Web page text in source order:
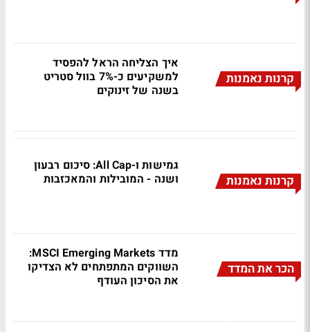
קרנות נאמנות
איך הצליחה הראל להפסיד
למשקיעים כ-7% בוול סטריט
בשנה של זינוקים
קרנות נאמנות
גמישות ו-All Cap: סיכום רבעון
ושנה - המובילות והמאכזבות
הכר את המדד
מדד MSCI Emerging Markets:
השווקים המתפתחים לא הצדיקו
את הסיכון העודף